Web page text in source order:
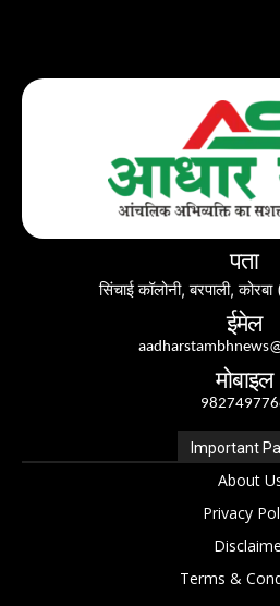
पता
सिंचाई कॉलोनी, बरपाली,
ईमेल
मोबाइल
Important
About
Privacy
Terms &